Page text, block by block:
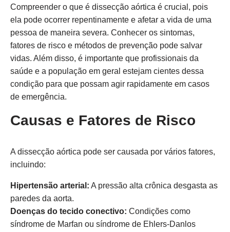
Compreender o que é dissecção aórtica é crucial, pois
ela pode ocorrer repentinamente e afetar a vida de uma
pessoa de maneira severa. Conhecer os sintomas,
fatores de risco e métodos de prevenção pode salvar
vidas. Além disso, é importante que profissionais da
saúde e a população em geral estejam cientes dessa
condição para que possam agir rapidamente em casos
de emergência.
Causas e Fatores de Risco
A dissecção aórtica pode ser causada por vários fatores,
incluindo:
Hipertensão arterial: A pressão alta crônica desgasta as
paredes da aorta.
Doenças do tecido conectivo: Condições como
síndrome de Marfan ou síndrome de Ehlers-Danlos